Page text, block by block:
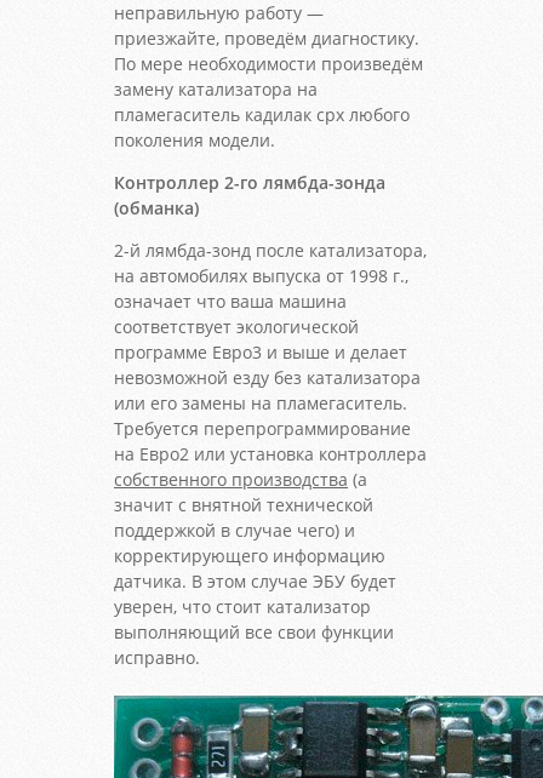
неправильную работу —
приезжайте, проведём диагностику.
По мере необходимости произведём
замену катализатора на
пламегаситель кадилак срх любого
поколения модели.
Контроллер 2-го лямбда-зонда
(обманка)
2-й лямбда-зонд после катализатора,
на автомобилях выпуска от 1998 г.,
означает что ваша машина
соответствует экологической
программе Евро3 и выше и делает
невозможной езду без катализатора
или его замены на пламегаситель.
Требуется перепрограммирование
на Евро2 или установка контроллера
собственного производства (а
значит с внятной технической
поддержкой в случае чего) и
корректирующего информацию
датчика. В этом случае ЭБУ будет
уверен, что стоит катализатор
выполняющий все свои функции
исправно.